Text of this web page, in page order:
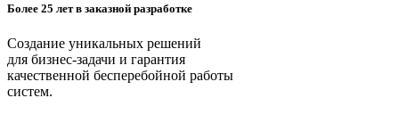
Более 25 лет в заказной разработке
Создание уникальных решений
для бизнес-задачи и гарантия
качественной бесперебойной работы
систем.